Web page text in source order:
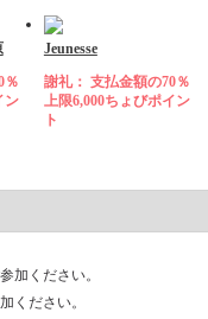
％
ン
Jeunesse
謝礼： 支払金額の70％
上限6,000ちょびポイン
ト
加ください。
ください。